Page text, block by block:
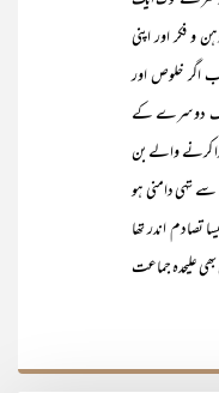
و فکر اور اپنی
اگر خلوص اور
ایک دوسرے کے
کرنے والے بن
تہی دامنی ہو
تصادم اندر تھا
علیحدہ جماعت